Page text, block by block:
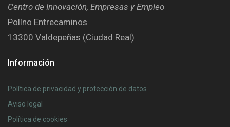
Centro de Innovación, Empresas y Empleo
Políno Entrecaminos
13300 Valdepeñas (Ciudad Real)
Información
Política de privacidad y protección de datos
Aviso legal
Política de cookies